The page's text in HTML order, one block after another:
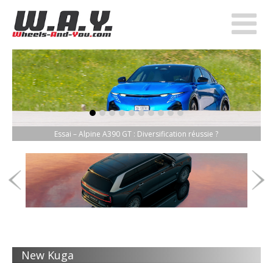
Essai – Alpine A390 GT : Diversification réussie ?
item-0
item-1
item-2
item-3
item-4
item-5
item-6
item-7
item-8
item-9
New Kuga